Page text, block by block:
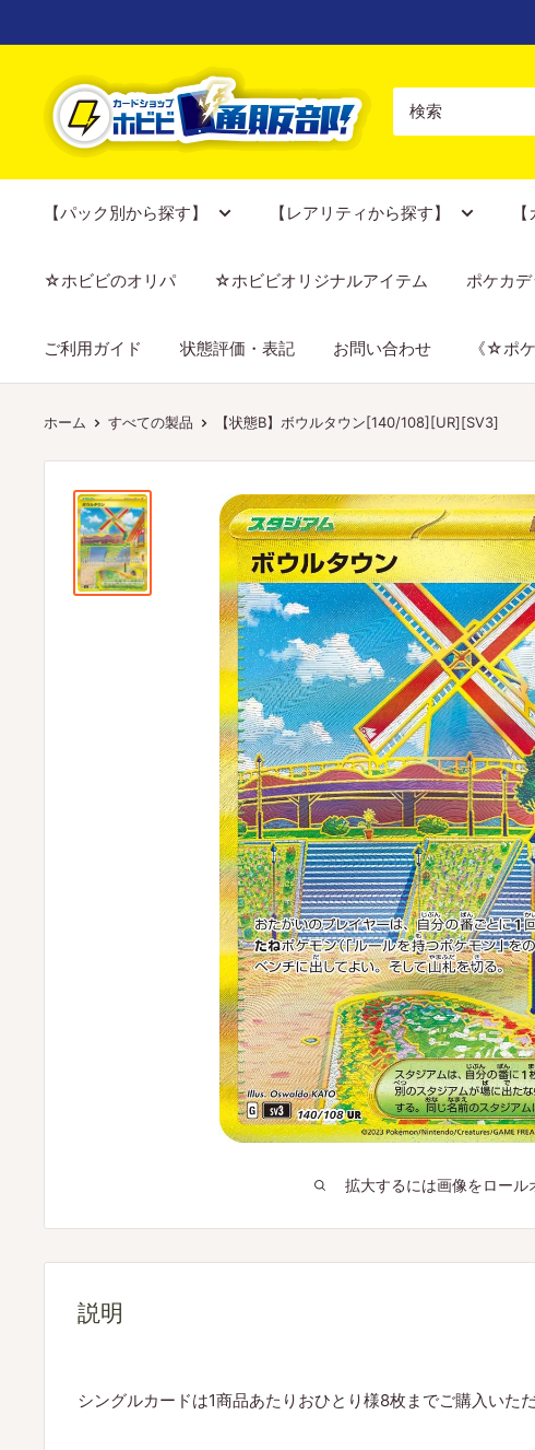
ン
【ポ
ケ
カ
門
シ
ョ
ッ
【パック別から探す】 【レアリティから探す】
☆ホビビのオリパ ☆ホビビオリジナルアイテム ポケカ
ご利用ガイド 状態評価・表記 お問い合わせ 《☆ポ
ホーム すべての製品 【状態B】ボウルタウン[140/108][UR][SV3]
拡大するには画像をロール
説明
シングルカードは1商品あたりおひとり様8枚までご購入いた